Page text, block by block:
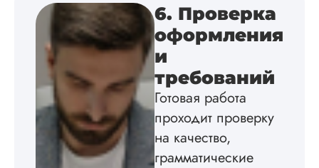
Диссертация
Дата:2024-03-25
истории была
в соответствии с
методичкой. Автор
создал структуру
теме
без воды,
оформил, правда,
6. Проверка
оформления
и
требований
Готовая работа
проходит проверку
на качество,
грамматические